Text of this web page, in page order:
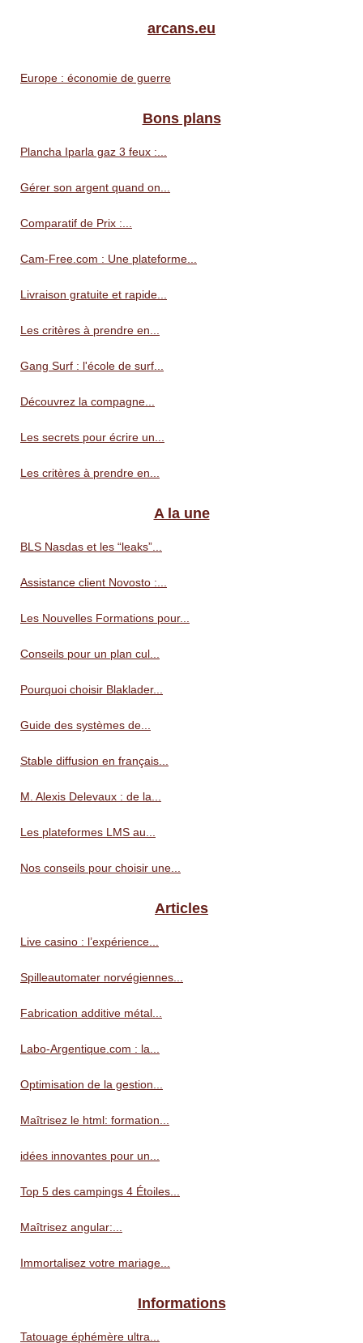
arcans.eu
Europe : économie de guerre
Bons plans
Plancha Iparla gaz 3 feux :...
Gérer son argent quand on...
Comparatif de Prix :...
Cam-Free.com : Une plateforme...
Livraison gratuite et rapide...
Les critères à prendre en...
Gang Surf : l'école de surf...
Découvrez la compagne...
Les secrets pour écrire un...
Les critères à prendre en...
A la une
BLS Nasdas et les “leaks”...
Assistance client Novosto :...
Les Nouvelles Formations pour...
Conseils pour un plan cul...
Pourquoi choisir Blaklader...
Guide des systèmes de...
Stable diffusion en français...
M. Alexis Delevaux : de la...
Les plateformes LMS au...
Nos conseils pour choisir une...
Articles
Live casino : l’expérience...
Spilleautomater norvégiennes...
Fabrication additive métal...
Labo-Argentique.com : la...
Optimisation de la gestion...
Maîtrisez le html: formation...
idées innovantes pour un...
Top 5 des campings 4 Étoiles...
Maîtrisez angular:...
Immortalisez votre mariage...
Informations
Tatouage éphémère ultra...